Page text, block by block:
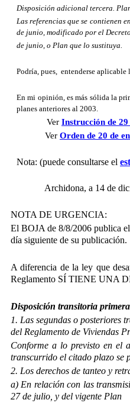
Disposición adicional tercera.
Las referencias que se contienen
de junio, modificado por el
de junio, o Plan que lo sustituya.
Podría, pues, entenderse
En mi opinión, es más sólida la
planes anteriores al 2003.
Ver Instrucción de 29
Ver Orden de 20 de
Nota: (puede consultarse el
Archidona, a 14 de
NOTA DE URGENCIA:
El BOJA de 8/8/2006 publica
día siguiente de su publicación.
A diferencia de la ley que
Reglamento SÍ TIENE UNA
Disposición transitoria
1. Las segundas o posteriores
del Reglamento de Viviendas
Conforme a lo previsto en el
transcurrido el citado plazo se
2. Los derechos de tanteo y
a) En relación con las
27 de julio, y del vigente Plan